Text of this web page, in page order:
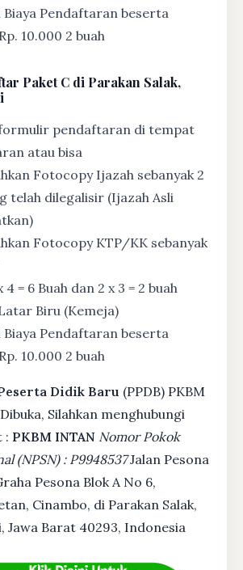
Biaya Pendaftaran beserta
10.000 2 buah
Paket C di Parakan Salak,
pendaftaran di tempat
atau bisa
Fotocopy Ijazah sebanyak 2
telah dilegalisir (Ijazah Asli
Fotocopy KTP/KK sebanyak
4 = 6 Buah dan 2 x 3 = 2 buah
Biru (Kemeja)
Biaya Pendaftaran beserta
10.000 2 buah
Didik Baru (PPDB) PKBM
Silahkan menghubungi
: PKBM INTAN Nomor Pokok
(NPSN) : P9948537Jalan Pesona
Pesona Blok A No 6,
Cinambo, di Parakan Salak,
Jawa Barat 40293, Indonesia